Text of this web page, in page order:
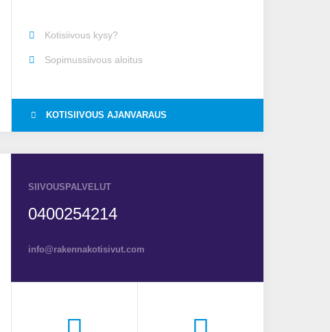
Kotisiivous kysy?
Sopimussiivous aloitus
KOTISIIVOUS AJANVARAUS
SIIVOUSPALVELUT
0400254214
info@rakennakotisivut.com